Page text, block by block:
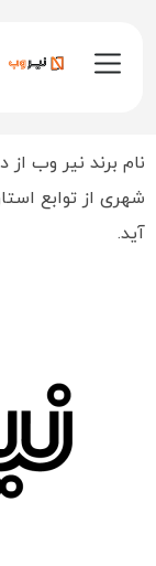
نام برند نیر وب
شهری از توابع
آید.